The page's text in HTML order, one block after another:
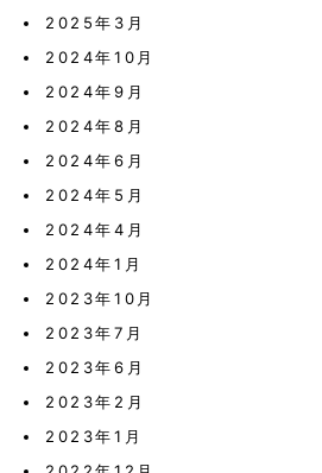
2025年3月
2024年10月
2024年9月
2024年8月
2024年6月
2024年5月
2024年4月
2024年1月
2023年10月
2023年7月
2023年6月
2023年2月
2023年1月